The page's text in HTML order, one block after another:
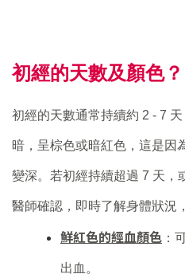
初經的天數及顏色？
初經的天數通常持續約 2 - 7
暗，呈棕色或暗紅色，這是因
變深。若初經持續超過 7 天，
醫師確認，即時了解身體狀況
鮮紅色的經血顏色 ：
出血。